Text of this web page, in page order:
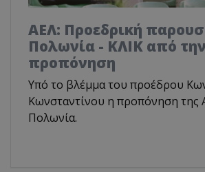
ΑΕΛ: Προεδρική
Πολωνία - ΚΛΙΚ από την
προπόνηση
Υπό το βλέμμα του προέδρου
Κωνσταντίνου η προπόνηση της
Πολωνία.